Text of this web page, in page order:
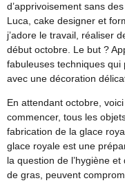
d’apprivoisement sans
Luca, cake designer et
j’adore le travail, réaliser
début octobre. Le but ?
fabuleuses techniques
avec une décoration
En attendant octobre,
commencer, tous les
fabrication de la glace
glace royale est une
la question de l’hygiène
de gras, peuvent